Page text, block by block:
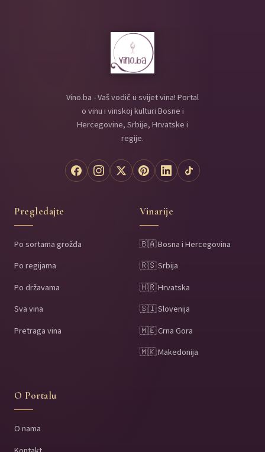
Vino.ba - Vaš vodič u svijet vina! Portal
o vinu i vinskoj kulturi Bosne i
Hercegovine, Srbije, Hrvatske i
regije.
Pregledajte
Po sortama grožđa
Po regijama
Po državama
Sva vina
Pretraga vina
Vinarije
🇧🇦 Bosna i Hercegovina
🇷🇸 Srbija
🇭🇷 Hrvatska
🇸🇮 Slovenija
🇲🇪 Crna Gora
🇲🇰 Makedonija
O Portalu
O nama